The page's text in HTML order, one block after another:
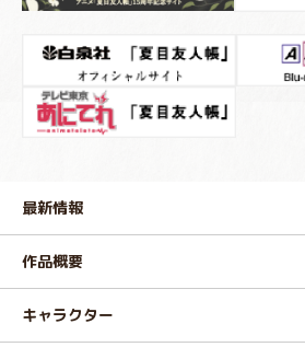
最新情報
作品概要
キャラクター